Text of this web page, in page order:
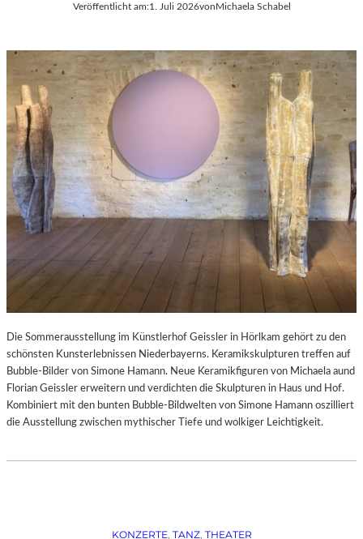
Veröffentlicht am:1. Juli 2026vonMichaela Schabel
Die Sommerausstellung im Künstlerhof Geissler in Hörlkam gehört zu den
schönsten Kunsterlebnissen Niederbayerns. Keramikskulpturen treffen auf
Bubble-Bilder von Simone Hamann. Neue Keramikfiguren von Michaela aund
Florian Geissler erweitern und verdichten die Skulpturen in Haus und Hof.
Kombiniert mit den bunten Bubble-Bildwelten von Simone Hamann oszilliert
die Ausstellung zwischen mythischer Tiefe und wolkiger Leichtigkeit.
KONZERTE, TANZ, THEATER